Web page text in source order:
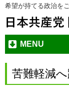
本
文
ジ
ャ
ン
メ
ニ
ー
へ
ジ
希望が持てる政治をご
MENU
苦難軽減へ